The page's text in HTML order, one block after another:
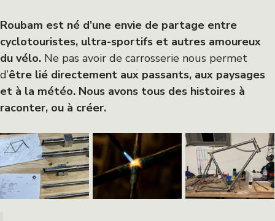
Roubam est né d’une envie de partage entre
cyclotouristes, ultra-sportifs et autres amoureux
du vélo. Ne pas avoir de carrosserie nous permet
d’être lié directement aux passants, aux paysages
et à la météo. Nous avons tous des histoires à
raconter, ou à créer.